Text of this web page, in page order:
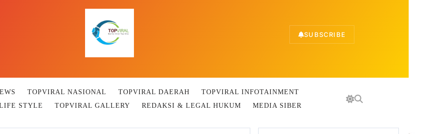
SUBSCRIBE
TOPVIRAL NASIONAL TOPVIRAL DAERAH
TOPVIRAL INFOTAINMENT
STYLE TOPVIRAL GALLERY REDAKSI & LEGAL HUKUM MEDIA SIBER